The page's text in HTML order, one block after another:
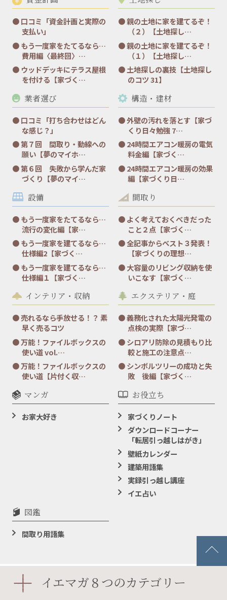
口コミ「資金計画と実際の
支払い」
もう一度家をたてるなら…
費用編〈最終回〉…
ウッドデッキにテラス屋根
を付ける【家づく…
親の土地に家を建てるぞ！
（２）【土地探し…
親の土地に家を建てるぞ！
（１）【土地探し…
土地探しの裏技【土地探し
のコツ 31】
業者選び
口コミ「打ち合わせはどん
な感じ？」
第７回 間取り・動線への
願い【夢のマイホ…
第６回 失敗から学んだ家
づくり【夢のマイ…
構造・建材
外壁の汚れを落とす【家づ
くり日々勉強 7…
24時間エアコン暖房の電気
料金編【家づく…
24時間エアコン暖房の効果
編【家づくり日…
設備
もう一度家をたてるなら…
流行の変化編【家…
もう一度家を建てるなら…
仕様編2【家づく…
もう一度家を建てるなら…
仕様編１【家づく…
間取り
よく考えておくべきだった
こと２点【家づく…
全記事からベスト３発表！
【家づくりの理想…
大容量のリビング収納を使
いこなす【家づく…
インテリア・収納
売れるなら手放せる！？ 素
早く売るコツ
万能！ファイルボックスの
使い道 vol.…
万能！ファイルボックスの
使い道【片付く収…
エクステリア・庭
義務化された太陽光発電の
点検の実際【家づ…
シロアリ防除の見積もり比
較と施工の注意点…
シンボルツリーの成功と失
敗 後編【家づく…
マンガ
お家大好き
お役立ち
家づくりノート
ダウンロードコーナー
「転居引っ越しはがき」
壁紙カレンダー
建築用語集
実録引っ越し講座
イエ占い
図鑑
間取り用語集
イエマガ８つのカテゴリー